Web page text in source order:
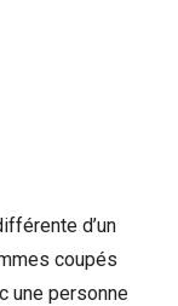
d’un
coupés
une personne